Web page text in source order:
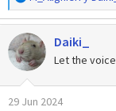
e
a
c
c
i
o
n
Daiki_
Let the
29 Jun 2024